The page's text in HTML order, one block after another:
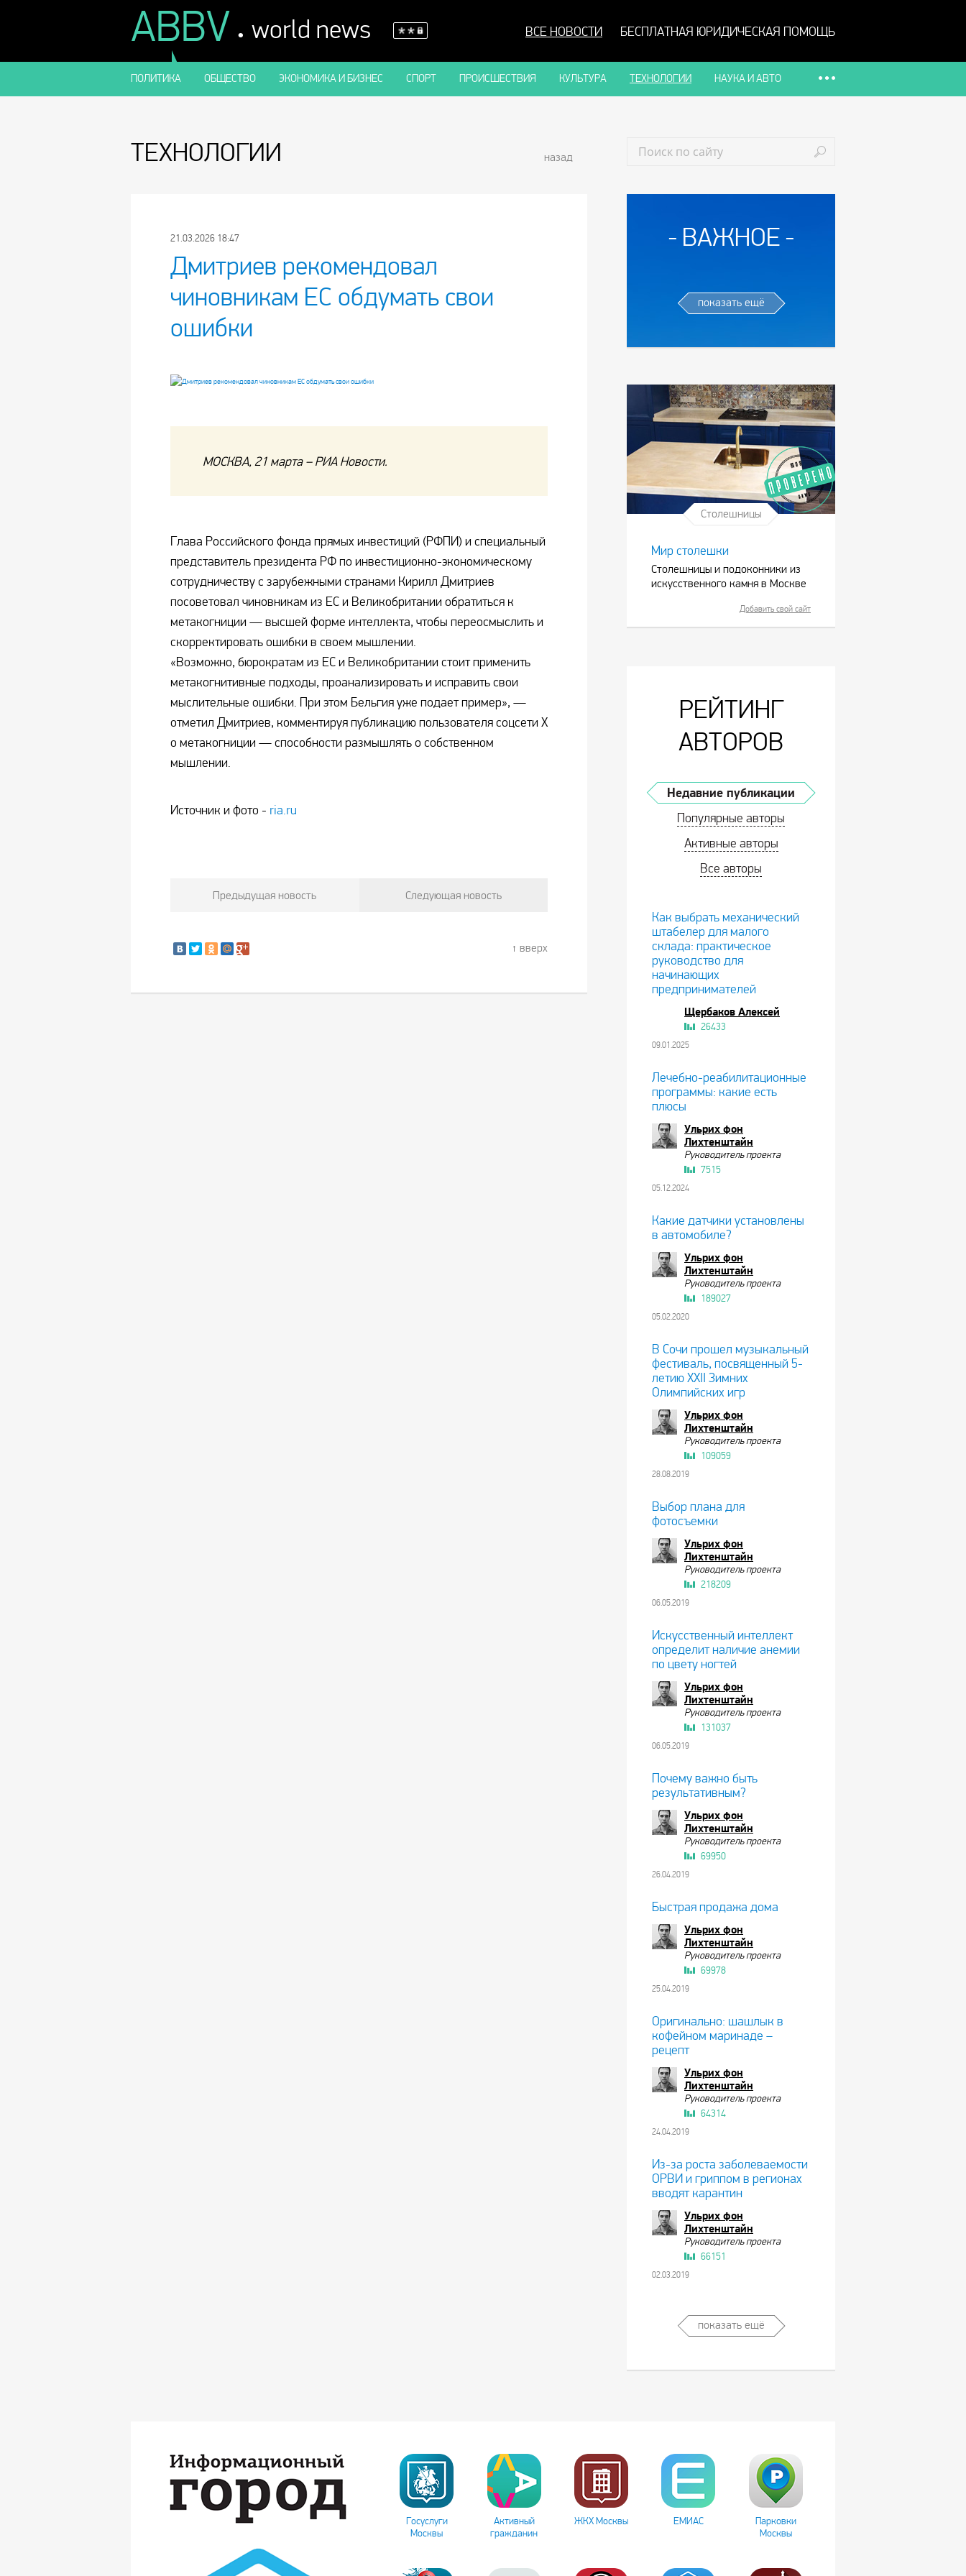
ABBV . world news ВСЕ НОВОСТИ БЕСПЛАТНАЯ ЮРИДИЧЕСКАЯ ПОМОЩЬ
ПОЛИТИКА ОБЩЕСТВО ЭКОНОМИКА И БИЗНЕС СПОРТ ПРОИСШЕСТВИЯ КУЛЬТУРА ТЕХНОЛОГИИ НАУКА И АВТО
ВАЖНОЕ
показать ещё
Столешницы
Мир столешки
Столешницы и подоконники из
искусственного камня в Москве
Добавить свой сайт
РЕЙТИНГ
АВТОРОВ
Недавние публикации
Популярные авторы
Активные авторы
Все авторы
Как выбрать механический
штабелер для малого
склада: практическое
руководство для
начинающих
предпринимателей
Щербаков Алексей
26433
09.01.2025
Лечебно-реабилитационные
программы: какие есть
плюсы
Ульрих фон
Лихтенштайн
Руководитель проекта
7515
05.12.2024
Какие датчики установлены
в автомобиле?
Ульрих фон
Лихтенштайн
Руководитель проекта
189027
05.02.2020
В Сочи прошел музыкальный
фестиваль, посвященный 5-
летию XXII Зимних
Олимпийских игр
Ульрих фон
Лихтенштайн
Руководитель проекта
109059
28.08.2019
Выбор плана для
фотосъемки
Ульрих фон
Лихтенштайн
Руководитель проекта
218209
06.05.2019
Искусственный интеллект
определит наличие анемии
по цвету ногтей
Ульрих фон
Лихтенштайн
Руководитель проекта
131037
06.05.2019
Почему важно быть
результативным?
Ульрих фон
Лихтенштайн
Руководитель проекта
69950
26.04.2019
Быстрая продажа дома
Ульрих фон
Лихтенштайн
Руководитель проекта
69978
25.04.2019
Оригинально: шашлык в
кофейном маринаде –
рецепт
Ульрих фон
Лихтенштайн
Руководитель проекта
64314
24.04.2019
Из-за роста заболеваемости
ОРВИ и гриппом в регионах
вводят карантин
Ульрих фон
Лихтенштайн
Руководитель проекта
66151
02.03.2019
показать ещё
ТЕХНОЛОГИИ назад
21.03.2026 18:47
Дмитриев рекомендовал
чиновникам ЕС обдумать свои
ошибки
МОСКВА, 21 марта – РИА Новости.
Глава Российского фонда прямых инвестиций (РФПИ) и специальный
представитель президента РФ по инвестиционно-экономическому
сотрудничеству с зарубежными странами Кирилл Дмитриев
посоветовал чиновникам из ЕС и Великобритании обратиться к
метакогниции — высшей форме интеллекта, чтобы переосмыслить и
скорректировать ошибки в своем мышлении.
«Возможно, бюрократам из ЕС и Великобритании стоит применить
метакогнитивные подходы, проанализировать и исправить свои
мыслительные ошибки. При этом Бельгия уже подает пример», —
отметил Дмитриев, комментируя публикацию пользователя соцсети Х
о метакогниции — способности размышлять о собственном
мышлении.
Источник и фото - ria.ru
Предыдущая новость Следующая новость
вверх
Госуслуги
Москвы
Активный
гражданин
ЖКХ Москвы ЕМИАС
Парковки
Москвы